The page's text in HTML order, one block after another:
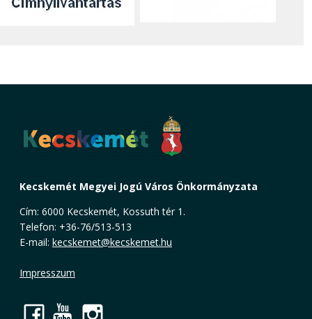
Kecskemét Megyei Jogú Város Önkormányzata
Cím: 6000 Kecskemét, Kossuth tér 1.
Telefon: +36-76/513-513
E-mail: kecskemet@kecskemet.hu
Impresszum